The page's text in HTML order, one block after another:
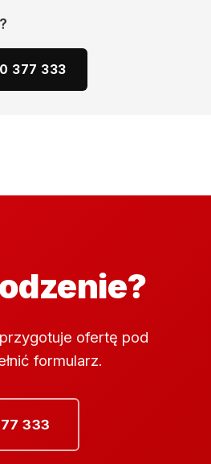
377 333
ofertę pod
formularz.
333